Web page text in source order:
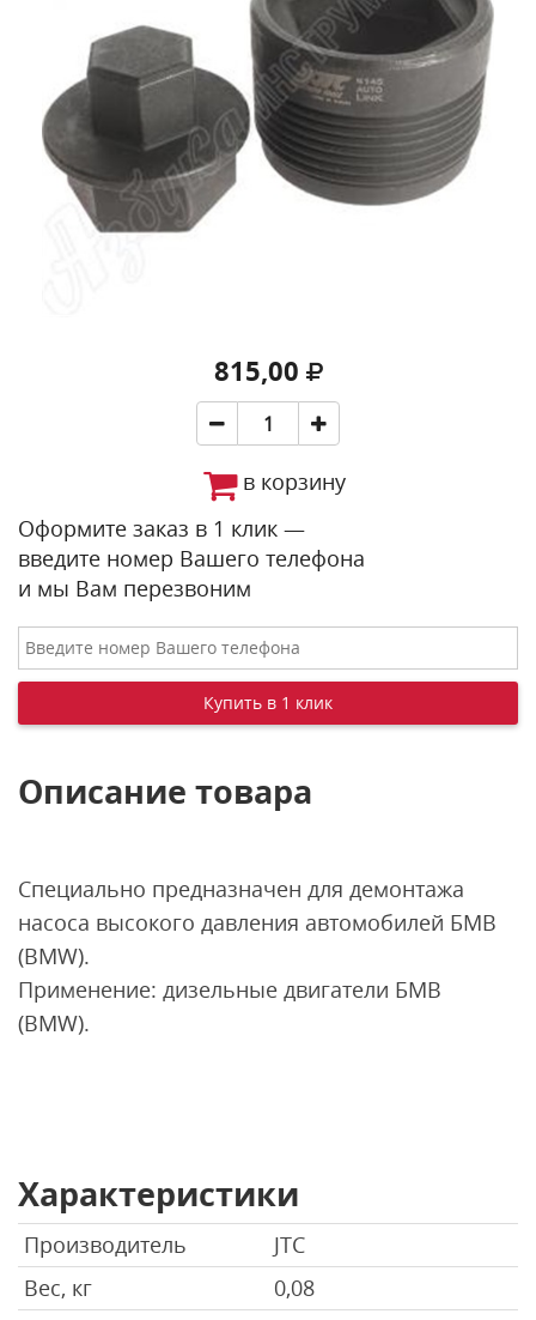
815,00
в корзину
Оформите заказ в 1 клик —
введите номер Вашего телефона
и мы Вам перезвоним
Описание товара
Специально предназначен для демонтажа
насоса высокого давления автомобилей БМВ
(BMW).
Применение: дизельные двигатели БМВ
(BMW).
Характеристики
Производитель
JTC
Вес, кг
0,08